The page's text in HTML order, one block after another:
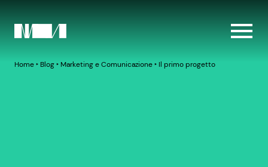
Home‣ Blog‣ Marketing e Comunicazione‣ Il primo progetto